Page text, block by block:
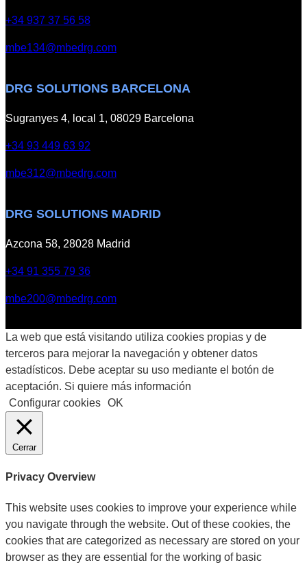
+34 937 37 56 58
mbe134@mbedrg.com
DRG SOLUTIONS BARCELONA
Sugranyes 4, local 1, 08029 Barcelona
+34 93 449 63 92
mbe312@mbedrg.com
DRG SOLUTIONS MADRID
Azcona 58, 28028 Madrid
+34 91 355 79 36
mbe200@mbedrg.com
La web que está visitando utiliza cookies propias y de
terceros para mejorar la navegación y obtener datos
estadísticos. Debe aceptar su uso mediante el botón de
aceptación. Si quiere más información
Configurar cookies OK
Cerrar
Privacy Overview
This website uses cookies to improve your experience while
you navigate through the website. Out of these cookies, the
cookies that are categorized as necessary are stored on your
browser as they are essential for the working of basic